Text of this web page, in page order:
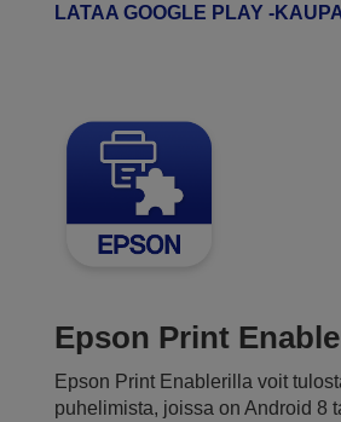
LATAA GOOGLE PLAY -
Epson Print
Epson Print Enablerilla voit
puhelimista, joissa on Android 8